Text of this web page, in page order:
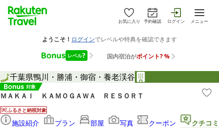
お気に入り 予約確認 ログイン メニュー
千葉県鴨川・勝浦・御宿・養老渓谷
ＭＡＫＡＩ ＫＡＭＯＧＡＷＡ ＲＥＳＯＲＴ
ふるさと納税対象
施設紹介 プラン 部屋 写真 クーポン クチコミ